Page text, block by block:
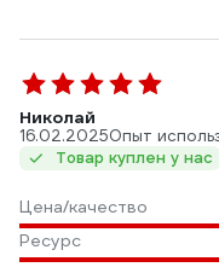
Николай
16.02.2025Опыт
Товар куплен у нас
Цена/качество
Ресурс